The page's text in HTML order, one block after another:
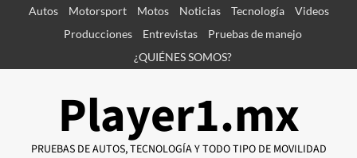
SaltarAutos Motorsport Motos Noticias Tecnología
Videos
Producciones
Entrevistas
Pruebas de manejo
¿QUIÉNES SOMOS?
Player1.mx
PRUEBAS DE AUTOS, TECNOLOGÍA Y TODO TIPO DE MOVILIDAD